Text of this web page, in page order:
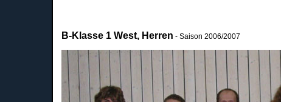
B-Klasse 1 West, Herren - Saison 2006/2007